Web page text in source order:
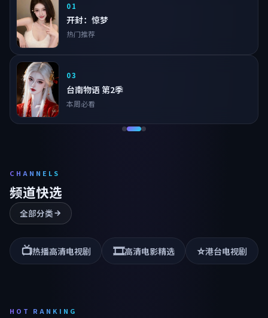
01
开封：惊梦
热门推荐
03
台南物语 第2季
本周必看
CHANNELS
频道快选
全部分类
📺热播高清电视剧 🎞️高清电影精选 ⭐港台电视剧
HOT RANKING